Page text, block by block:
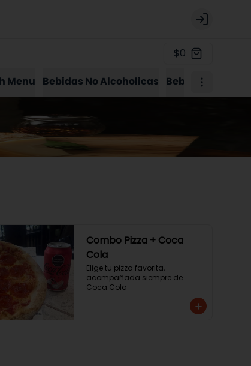
Login
$0
Menu Bebidas No Alcoholicas Bebidas
Combo Pizza + Coca
Cola
Elige tu pizza favorita,
acompañada siempre de
Coca Cola